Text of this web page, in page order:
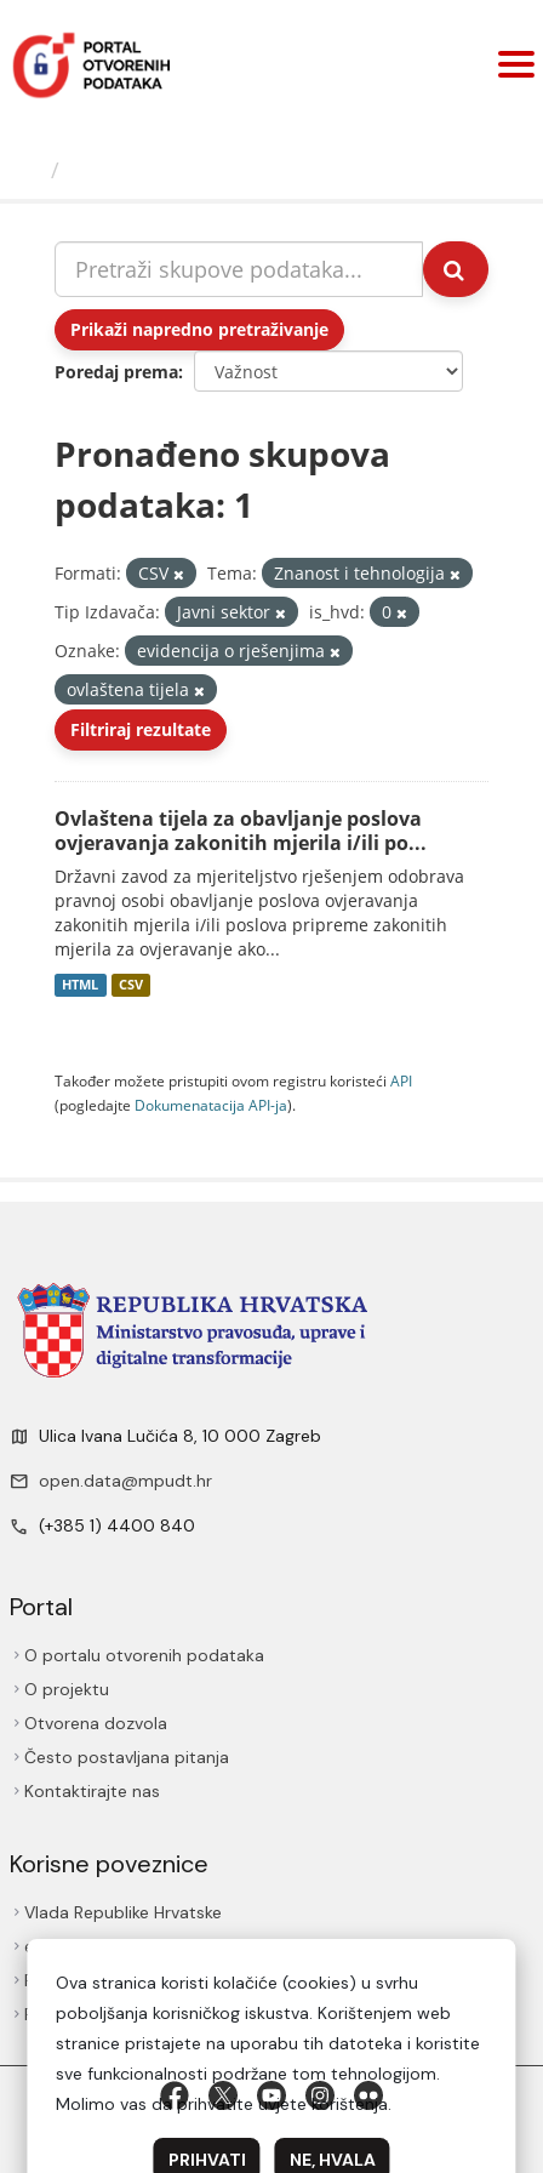
sadržaj
Prikaži napredno pretraživanje
Poredaj prema
Pronađeno skupova
podataka: 1
Formati: CSV Tema:
Znanost i tehnologija
Tip Izdavača:
Javni sektor is_hvd:
0
Oznake:
evidencija o rješenjima
ovlaštena tijela
Filtriraj rezultate
Ovlaštena tijela za obavljanje poslova
ovjeravanja zakonitih mjerila i/ili po...
Državni zavod za mjeriteljstvo rješenjem odobrava
pravnoj osobi obavljanje poslova ovjeravanja
zakonitih mjerila i/ili poslova pripreme zakonitih
mjerila za ovjeravanje ako...
HTML CSV
Također možete pristupiti ovom registru koristeći API
(pogledajte Dokumenаtаcijа API-jа).